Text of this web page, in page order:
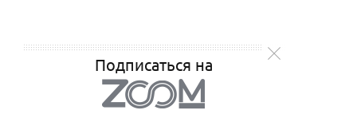
Подписаться на